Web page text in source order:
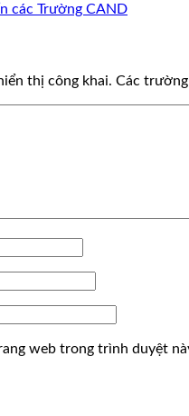
các Trường CAND
thị công khai. Các
web trong trình duyệt